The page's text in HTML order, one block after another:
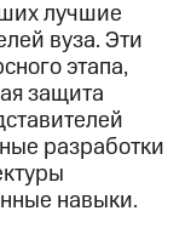
лучшие
вуза. Эти
этапа,
защита
разработки
навыки.